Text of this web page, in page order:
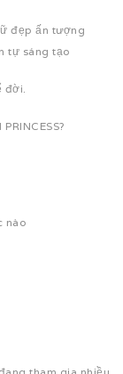
đẹp ấn tượng
tự sáng tạo
đời.
nào